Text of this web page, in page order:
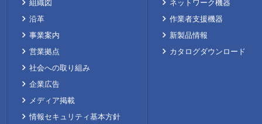
組織図
沿革
事業案内
営業拠点
社会への取り組み
企業広告
メディア掲載
情報セキュリティ基本方針
ネットワーク機器
作業者支援機器
新製品情報
カタログダウンロード